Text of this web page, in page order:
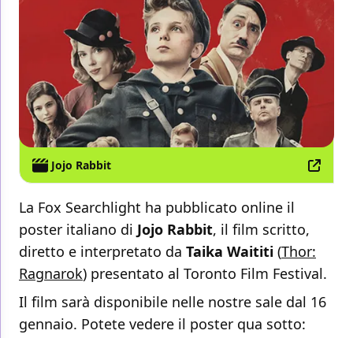
Jojo Rabbit
La Fox Searchlight ha pubblicato online il
poster italiano di Jojo Rabbit, il film scritto,
diretto e interpretato da Taika Waititi (Thor:
Ragnarok) presentato al Toronto Film Festival.
Il film sarà disponibile nelle nostre sale dal 16
gennaio. Potete vedere il poster qua sotto: